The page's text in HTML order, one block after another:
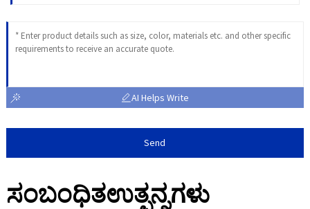
AI Helps Write
Send
ಸಂಬಂಧಿತಉತ್ಪನ್ನಗಳು